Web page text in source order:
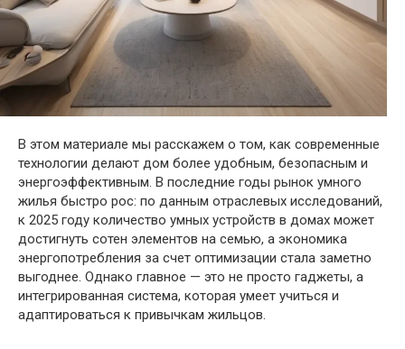
В этом материале мы расскажем о том, как современные
технологии делают дом более удобным, безопасным и
энергоэффективным. В последние годы рынок умного
жилья быстро рос: по данным отраслевых исследований,
к 2025 году количество умных устройств в домах может
достигнуть сотен элементов на семью, а экономика
энергопотребления за счет оптимизации стала заметно
выгоднее. Однако главное — это не просто гаджеты, а
интегрированная система, которая умеет учиться и
адаптироваться к привычкам жильцов.